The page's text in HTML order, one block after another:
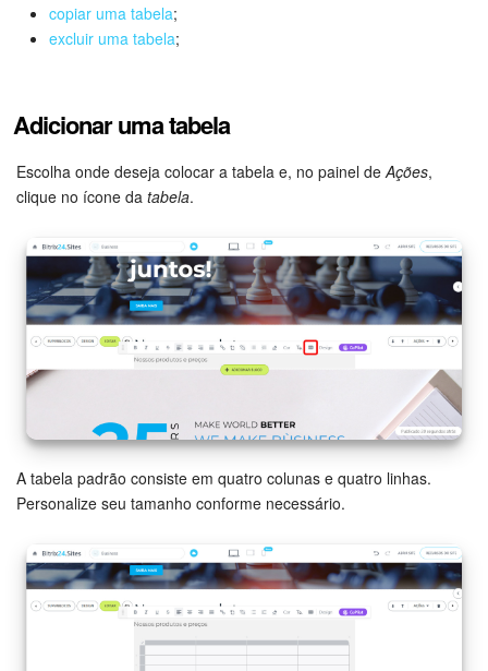
Calendário
E-mail
Grupos de trabalho
Tarefas e Projetos
CRM
Agendamento on-line
Contact Center
Telefonia
CRM + Loja On-line
Sales Center
copiar uma tabela;
excluir uma tabela;
Adicionar uma tabela
Escolha onde deseja colocar a tabela e, no painel deAções,
clique no ícone da tabela.
A tabela padrão consiste em quatro colunas e quatro linhas.
Personalize seu tamanho conforme necessário.